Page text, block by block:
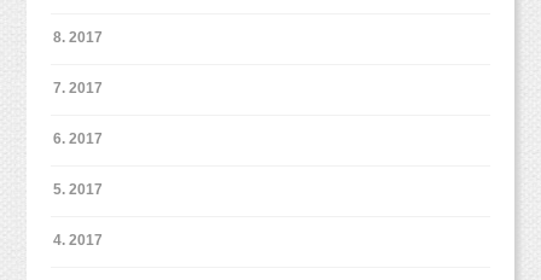
8. 2017
7. 2017
6. 2017
5. 2017
4. 2017